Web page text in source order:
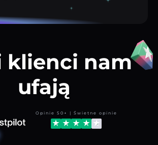
klienci nam
ufają
Opinie 50+ | Świetne opinie